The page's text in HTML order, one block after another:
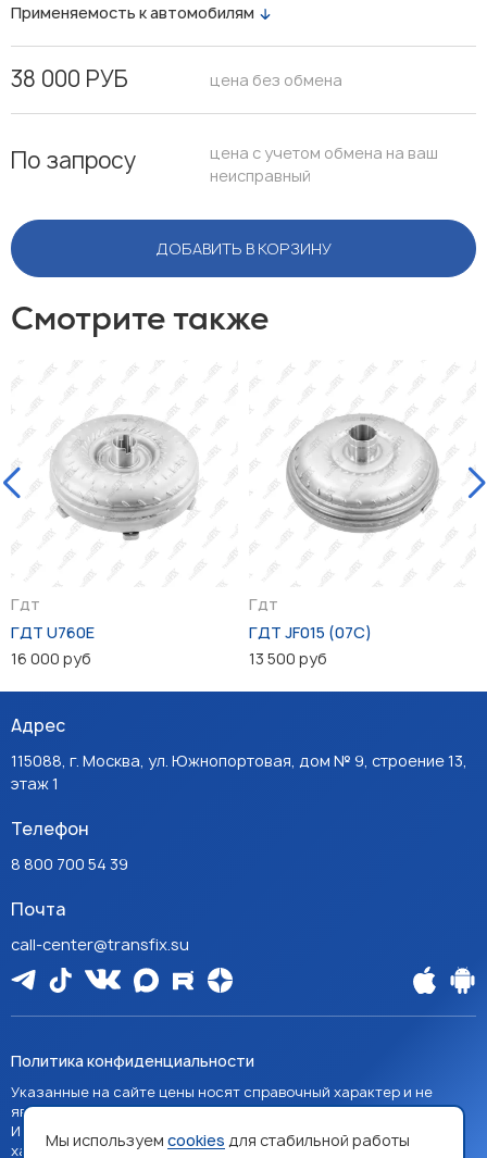
Применяемость к автомобилям
38 000 РУБ цена без обмена
По запросу
цена с учетом обмена на ваш
неисправный
ДОБАВИТЬ В КОРЗИНУ
Смотрите также
Гдт
ГДТ U760E
16 000 руб
Гдт
ГДТ JF015 (07C)
13 500 руб
Адрес
115088, г. Москва, ул. Южнопортовая, дом № 9, строение 13,
этаж 1
Телефон
8 800 700 54 39
Почта
call-center@transfix.su
Политика конфиденциальности
Указанные на сайте цены носят справочный характер и не
являются публичной офертой, если явно не указано иное.
Изображения товаров на сайте носят справочный
характер и могут отличаться от фактических
Мы используем cookies для стабильной работы